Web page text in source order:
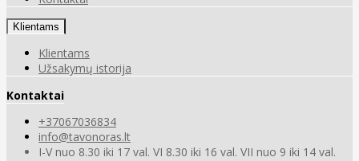
Klientams
Klientams
Užsakymų istorija
Kontaktai
+37067036834
info@tavonoras.lt
I-V nuo 8.30 iki 17 val. VI 8.30 iki 16 val. VII nuo 9 iki 14 val.